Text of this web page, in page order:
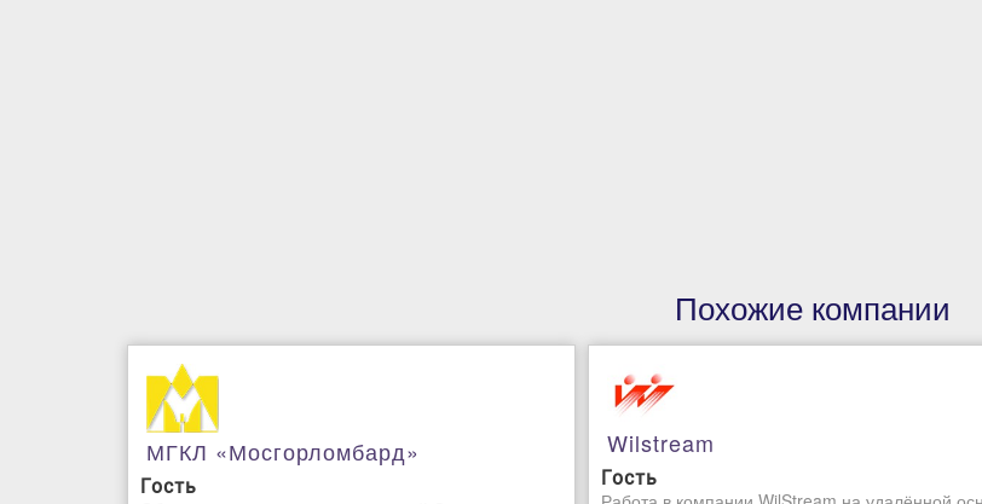
Похожие компании
МГКЛ «Мосгорломбард»
Гость
Wilstream
Гость